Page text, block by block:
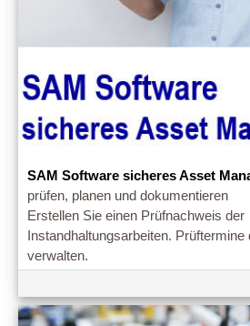
SAM Software sicheres Asset
prüfen, planen und dokumentieren
Erstellen Sie einen Prüfnachweis der
Instandhaltungsarbeiten.
verwalten.